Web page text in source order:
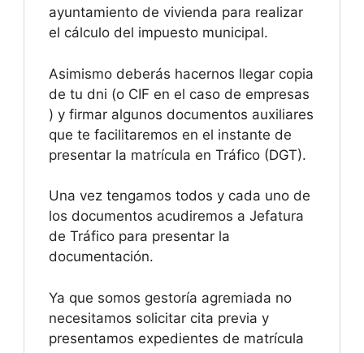
ayuntamiento de vivienda para realizar
el cálculo del impuesto municipal.
Asimismo deberás hacernos llegar copia
de tu dni (o CIF en el caso de empresas
) y firmar algunos documentos auxiliares
que te facilitaremos en el instante de
presentar la matrícula en Tráfico (DGT).
Una vez tengamos todos y cada uno de
los documentos acudiremos a Jefatura
de Tráfico para presentar la
documentación.
Ya que somos gestoría agremiada no
necesitamos solicitar cita previa y
presentamos expedientes de matrícula